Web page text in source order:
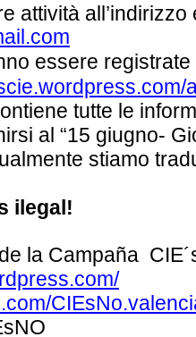
attività all’indirizzo
essere registrate
tutte le
al “15 giugno-
stiamo
ilegal!
la Campaña